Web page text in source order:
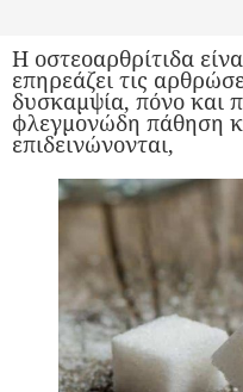
Η οστεοαρθρίτιδα
επηρεάζει τις
δυσκαμψία, πόνο και
φλεγμονώδη πάθηση
επιδεινώνονται,